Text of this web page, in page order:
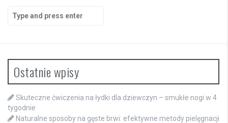
for:
Ostatnie wpisy
Skuteczne ćwiczenia na łydki dla dziewczyn – smukłe nogi w 4
tygodnie
Naturalne sposoby na gęste brwi: efektywne metody pielęgnacji